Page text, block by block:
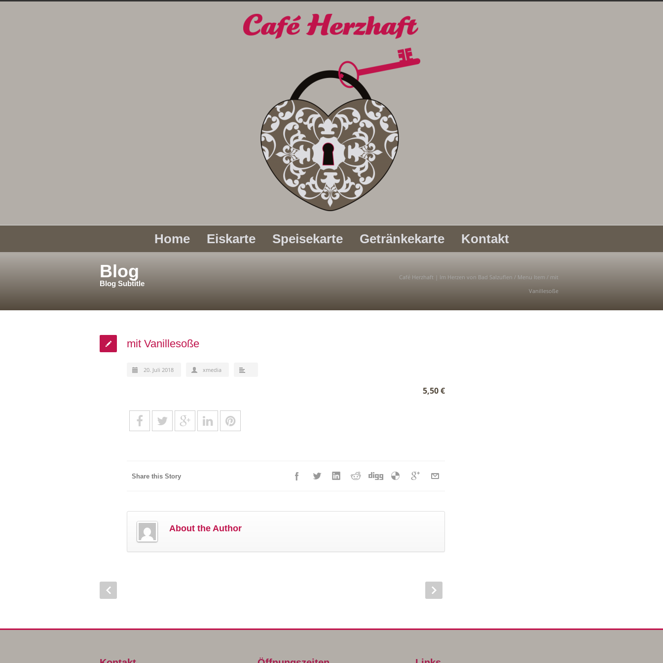
Home Eiskarte Speisekarte Getränkekarte Kontakt
Blog
Blog Subtitle
Café Herzhaft | Im Herzen von Bad Salzuflen / Menu Item / mit
Vanillesoße
mit Vanillesoße
20. Juli 2018 xmedia
5,50 €
Share this Story
About the Author